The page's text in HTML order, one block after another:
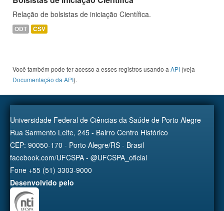
Relação de bolsistas de iniciação Científica.
ODT CSV
Você também pode ter acesso a esses registros usando a API (veja
Documentação da API).
Universidade Federal de Ciências da Saúde de Porto Alegre
Rua Sarmento Leite, 245 - Bairro Centro Histórico
CEP: 90050-170 - Porto Alegre/RS - Brasil
facebook.com/UFCSPA - @UFCSPA_oficial
Fone +55 (51) 3303-9000
Desenvolvido pelo